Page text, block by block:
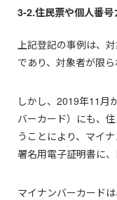
3-2.住民票や個人番
上記登記の事例は、
であり、対象者が限ら
しかし、2019年11月
バーカード）にも、
うことにより、マイ
署名用電子証明書に
マイナンバーカード